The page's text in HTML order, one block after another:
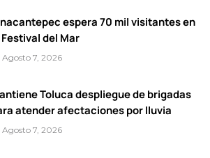
espera 70 mil visitantes en
del Mar
Agosto 7, 2026
Toluca despliegue de brigadas
atender afectaciones por lluvia
Agosto 7, 2026